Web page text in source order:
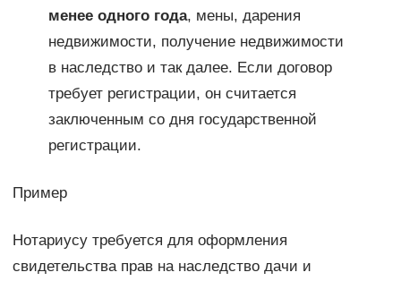
менее одного года, мены, дарения
недвижимости, получение недвижимости
в наследство и так далее. Если договор
требует регистрации, он считается
заключенным со дня государственной
регистрации.
Пример
Нотариусу требуется для оформления
свидетельства прав на наследство дачи и